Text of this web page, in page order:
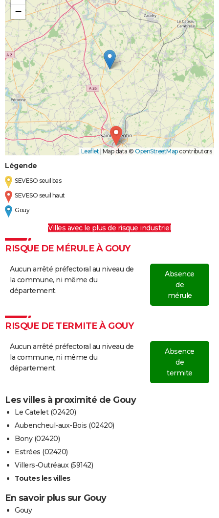
−
Leaflet Map data © OpenStreetMapcontributors
Légende
SEVESO seuil bas
SEVESO seuil haut
Gouy
Villes avec le plus de risque industriel
RISQUE DE MÉRULE À GOUY
Aucun arrêté préfectoral au niveau de
la commune, ni même du
département.
Absence
de
mérule
RISQUE DE TERMITE À GOUY
Aucun arrêté préfectoral au niveau de
la commune, ni même du
département.
Absence
de
termite
Les villes à proximité de Gouy
Le Catelet (02420)
Aubencheul-aux-Bois (02420)
Bony (02420)
Estrées (02420)
Villers-Outréaux (59142)
Toutes les villes
En savoir plus sur Gouy
Gouy